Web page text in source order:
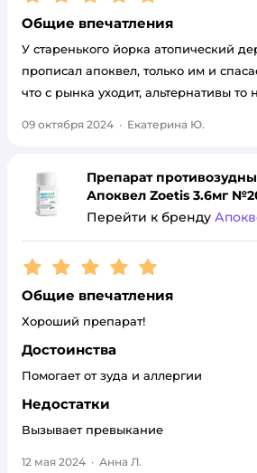
Общие впечатления
У старенького йорка атопический
прописал апоквел, только им и
что с рынка уходит, альтернативы то
09 октября 2024 · Екатерина Ю.
Препарат
Апоквел Zoetis 3.6мг
Перейти к бренду
Рейтинг:5
Общие впечатления
Хороший препарат!
Достоинства
Помогает от зуда и аллергии
Недостатки
Вызывает превыкание
12 мая 2024 · Анна Л.